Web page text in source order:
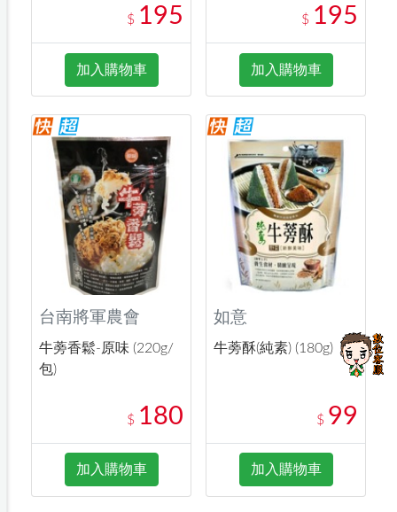
$ 195
加入購物車
$ 195
加入購物車
台南將軍農會
牛蒡香鬆-原味 (220g/
包)
$ 180
加入購物車
如意
牛蒡酥(純素) (180g)
$ 99
加入購物車